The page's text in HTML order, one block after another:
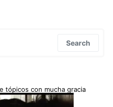
Search
tópicos con mucha gracia